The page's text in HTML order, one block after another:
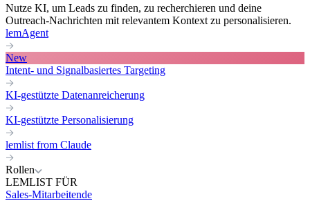
Nutze KI, um Leads zu finden, zu recherchieren und deine
Outreach-Nachrichten mit relevantem Kontext zu personalisieren.
lemAgent
New
Intent- und Signalbasiertes Targeting
KI-gestützte Datenanreicherung
KI-gestützte Personalisierung
lemlist from Claude
Rollen
LEMLIST FÜR
Sales-Mitarbeitende